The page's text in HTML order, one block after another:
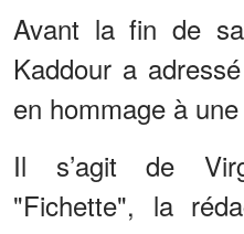
Avant la fin de
Kaddour a
en hommage à
Il s’agit de
"Fichette", la